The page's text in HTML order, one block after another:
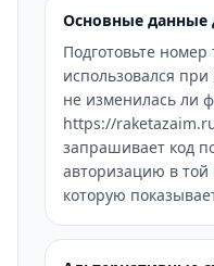
Основные данные
Подготовьте
использовался
не изменилась ли
https://
запрашивает код
авторизацию в той
которую